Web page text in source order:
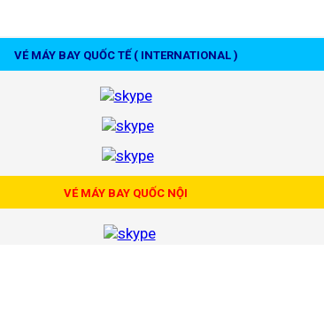
VÉ MÁY BAY QUỐC TẾ ( INTERNATIONAL )
VÉ MÁY BAY QUỐC NỘI